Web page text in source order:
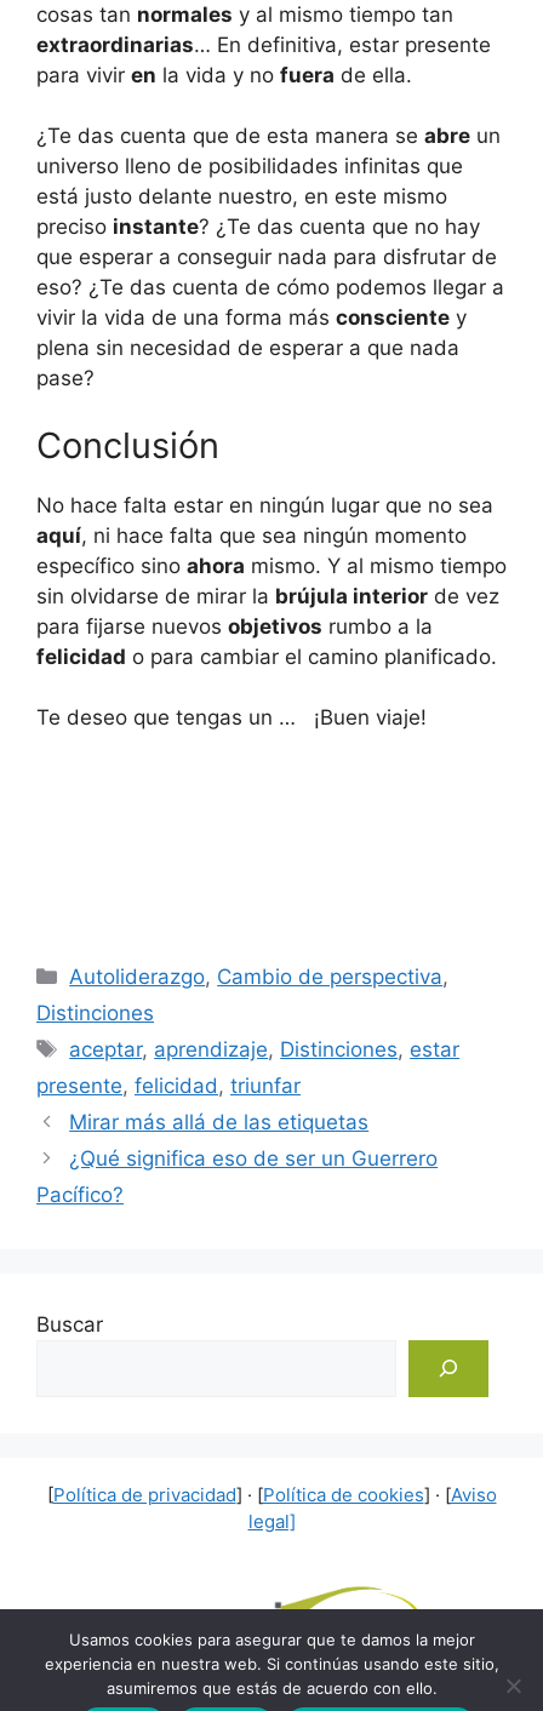
cosas tan normales y al mismo tiempo tan
extraordinarias… En definitiva, estar presente
para vivir en la vida y no fuera de ella.
¿Te das cuenta que de esta manera se abre un
universo lleno de posibilidades infinitas que
está justo delante nuestro, en este mismo
preciso instante? ¿Te das cuenta que no hay
que esperar a conseguir nada para disfrutar de
eso? ¿Te das cuenta de cómo podemos llegar a
vivir la vida de una forma más consciente y
plena sin necesidad de esperar a que nada
pase?
Conclusión
No hace falta estar en ningún lugar que no sea
aquí, ni hace falta que sea ningún momento
específico sino ahora mismo. Y al mismo tiempo
sin olvidarse de mirar la brújula interior de vez
para fijarse nuevos objetivos rumbo a la
felicidad o para cambiar el camino planificado.
Te deseo que tengas un … ¡Buen viaje!
Categorías
Autoliderazgo, Cambio de perspectiva,
Distinciones
Etiquetas
aceptar, aprendizaje, Distinciones, estar
presente, felicidad , triunfar
Mirar más allá de las etiquetas
¿Qué significa eso de ser un Guerrero
Pacífico?
Buscar
[Política de privacidad] · [Política de cookies] · [Aviso
legal]
Usamos cookies para asegurar que te damos la mejor
experiencia en nuestra web. Si continúas usando este sitio,
asumiremos que estás de acuerdo con ello.